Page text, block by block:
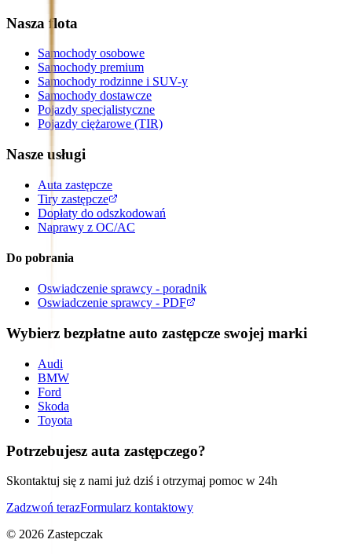
Nasza flota
Samochody osobowe
Samochody premium
Samochody rodzinne i SUV-y
Samochody dostawcze
Pojazdy specjalistyczne
Pojazdy ciężarowe (TIR)
Nasze usługi
Auta zastępcze
Tiry zastępcze
Dopłaty do odszkodowań
Naprawy z OC/AC
Do pobrania
Oswiadczenie sprawcy - poradnik
Oswiadczenie sprawcy - PDF
Wybierz bezpłatne auto zastępcze swojej marki
Audi
BMW
Ford
Skoda
Toyota
Potrzebujesz auta zastępczego?
Skontaktuj się z nami już dziś i otrzymaj pomoc w 24h
Zadzwoń terazFormularz kontaktowy
© 2026 Zastepczak